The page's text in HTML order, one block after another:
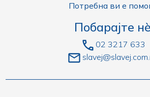
Потребна ви е
Побарајте
02 3217 633